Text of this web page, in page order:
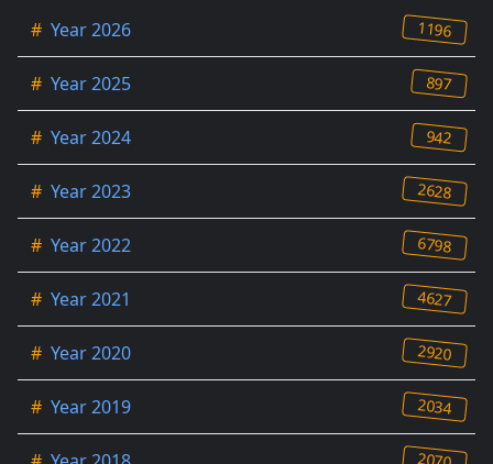
# Year 2026 1196
# Year 2025 897
# Year 2024 942
# Year 2023 2628
# Year 2022 6798
# Year 2021 4627
# Year 2020 2920
# Year 2019 2034